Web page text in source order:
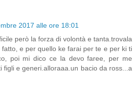
2017 alle ore 18:01
però la forza di volontà e tanta.trovala
fatto, e per quello ke farai per te e per ki ti
poi mi dico ce la devo faree, per me
figli e generi.alloraaa.un bacio da ross...a